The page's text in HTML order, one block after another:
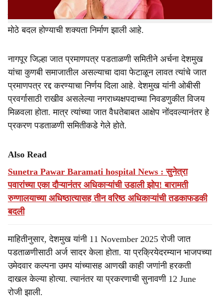
त्यांचे नगराध्यक्षपद धोक्यात आल्याची चर्चा राजकीय वर्तुळात रंगू
लागली आहे. या निर्णयामुळे काटोलमधील राजकीय समीकरणांमध्ये
मोठे बदल होण्याची शक्यता निर्माण झाली आहे.
नागपूर जिल्हा जात प्रमाणपत्र पडताळणी समितीने अर्चना देशमुख
यांचा कुणबी समाजातील असल्याचा दावा फेटाळून लावत त्यांचे जात
प्रमाणपत्र रद्द करण्याचा निर्णय दिला आहे. देशमुख यांनी ओबीसी
प्रवर्गासाठी राखीव असलेल्या नगराध्यक्षपदाच्या निवडणुकीत विजय
मिळवला होता. मात्र त्यांच्या जात वैधतेबाबत आक्षेप नोंदवल्यानंतर हे
प्रकरण पडताळणी समितीकडे गेले होते.
Also Read
Sunetra Pawar Baramati hospital News : सुनेत्रा
पवारांच्या एका दौऱ्यानंतर अधिकाऱ्यांची उडाली झोप! बारामती
रुग्णालयाच्या अधिष्ठात्यासह तीन वरिष्ठ अधिकाऱ्यांची तडकाफडकी
बदली
माहितीनुसार, देशमुख यांनी 11 November 2025 रोजी जात
पडताळणीसाठी अर्ज सादर केला होता. या प्रक्रियेदरम्यान भाजपच्या
उमेदवार कल्पना उमप यांच्यासह आणखी काही जणांनी हरकती
दाखल केल्या होत्या. त्यानंतर या प्रकरणाची सुनावणी 12 June
रोजी झाली.